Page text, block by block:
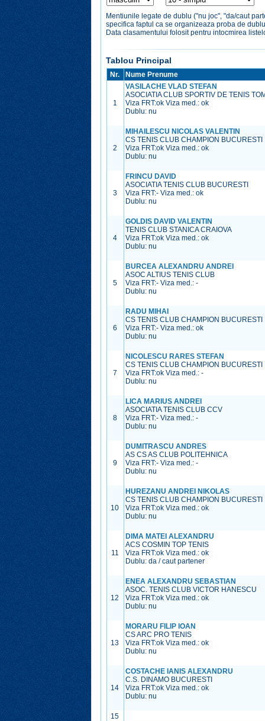
Mentiunile legate de dublu ("nu joc", "da/caut
specifica faptul ca se organizeaza proba de
Data clasamentului folosit pentru intocmirea
Tablou Principal
Nr. Nume Prenume
1
VASILACHE VLAD STEFAN
ASOCIATIA CLUB SPORTIV DE TENIS
Viza FRT:ok Viza med.:ok
Dublu: nu
2
MIHAILESCU NICOLAS VALENTIN
CS TENIS CLUB CHAMPION BUCURESTI
Viza FRT:ok Viza med.:ok
Dublu: nu
3
FRINCU DAVID
ASOCIATIA TENIS CLUB BUCURESTI
Viza FRT:- Viza med.:ok
Dublu: nu
4
GOLDIS DAVID VALENTIN
TENIS CLUB STANICA CRAIOVA
Viza FRT:ok Viza med.:ok
Dublu: nu
5
BURCEA ALEXANDRU ANDREI
ASOC ALTIUS TENIS CLUB
Viza FRT:- Viza med.:-
Dublu: nu
6
RADU MIHAI
CS TENIS CLUB CHAMPION BUCURESTI
Viza FRT:- Viza med.:ok
Dublu: nu
7
NICOLESCU RARES STEFAN
CS TENIS CLUB CHAMPION BUCURESTI
Viza FRT:ok Viza med.:-
Dublu: nu
8
LICA MARIUS ANDREI
ASOCIATIA TENIS CLUB CCV
Viza FRT:- Viza med.:-
Dublu: nu
9
DUMITRASCU ANDRES
AS CS AS CLUB POLITEHNICA
Viza FRT:- Viza med.:-
Dublu: nu
10
HUREZANU ANDREI NIKOLAS
CS TENIS CLUB CHAMPION BUCURESTI
Viza FRT:ok Viza med.:ok
Dublu: nu
11
DIMA MATEI ALEXANDRU
ACS COSMIN TOP TENIS
Viza FRT:ok Viza med.:ok
Dublu: da / caut partener
12
ENEA ALEXANDRU SEBASTIAN
ASOC. TENIS CLUB VICTOR HANESCU
Viza FRT:ok Viza med.:ok
Dublu: nu
13
MORARU FILIP IOAN
CS ARC PRO TENIS
Viza FRT:ok Viza med.:ok
Dublu: nu
14
COSTACHE IANIS ALEXANDRU
C.S. DINAMO BUCURESTI
Viza FRT:ok Viza med.:ok
Dublu: nu
15